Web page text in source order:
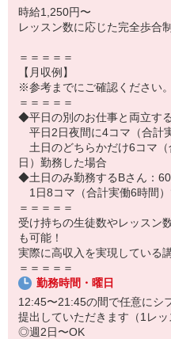
‥よくあるQ＆A‥
Q.どんな生徒さんがいるの？
Q.カリキュラムはある？
A.ありません。
「カラオケで高得点を出したい」
「結婚式の余興で歌う曲を練習
一人ひとりの希望を聞いた上で
自由度の高いレッスンができま
Q.指導経験がないから不安…
A.講師の大半は未経験スタート
万全の態勢でサポートするので
Q.音楽活動と両立できますか？
A.自己申告制のシフトなので、
プライベートの予定を優先でき
実際に、バンドマン・主婦・会
さまざまな方が活躍中！
＼さらに／
時給1,250円〜
レッスン数に応じた完全歩合制
＝＝＝＝＝
【月収例】
※参考までにご確認ください。
＝＝＝＝＝
◆平日の別のお仕事と両立す
平日2日夜間に4コマ（合計
土日のどちらかだけ6コマ
日）勤務した場合
◆土日のみ勤務するBさん：
1日8コマ（合計実働6時間
＝＝＝＝＝
受け持ちの生徒数やレッスン
も可能！
実際に高収入を実現している
＝＝＝＝＝
勤務時間・曜日
12:45〜21:45の間で任意にシ
提出していただきます（1レッ
◎週2日〜OK